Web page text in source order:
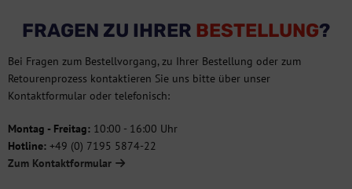
FRAGEN ZU IHRER BESTELLUNG?
Bei Fragen zum Bestellvorgang, zu Ihrer Bestellung oder zum
Retourenprozess kontaktieren Sie uns bitte über unser
Kontaktformular oder telefonisch:
Montag - Freitag: 10:00 - 16:00 Uhr
Hotline: +49 (0) 7195 5874-22
Zum Kontaktformular